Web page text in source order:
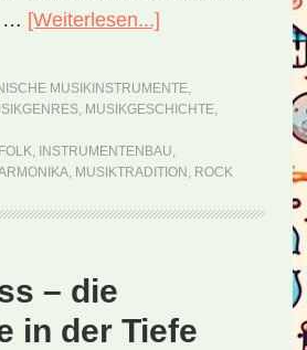
… [Weiterlesen...]
ein
kleines
Wunder
der
Musikwelt
MUSIKINSTRUMENTE,
, MUSIKGESCHICHTE,
FOLK, INSTRUMENTENBAU,
, MUSIKTRADITION , ROCK
– die
in der Tiefe